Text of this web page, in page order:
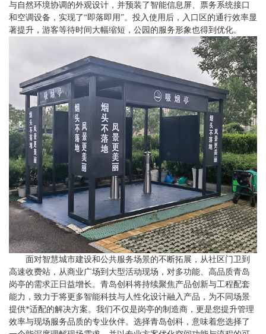
与自然环境协调的外观设计，并预装了智能信息屏、票务系统接口
和空调设备，实现了“即落即用”。投入使用后，入口区的通行效率显
著提升，游客等待时间大幅缩短，公园的服务形象也得到优化。
面对智慧城市建设和公共服务场景的不断拓展，从社区门卫到
高速收费站，从商业广场到大型活动现场，对多功能、高品质青岛
岗亭的需求正日益增长。青岛创科将持续聚焦产品创新与工程配套
能力，致力于将更多智能科技与人性化设计融入产品，为不同场景
提供*适配的解决方案。我们不仅是岗亭的制造商，更是您提升管理
效率与现场服务品质的专业伙伴。选择青岛创科，意味着您选择了